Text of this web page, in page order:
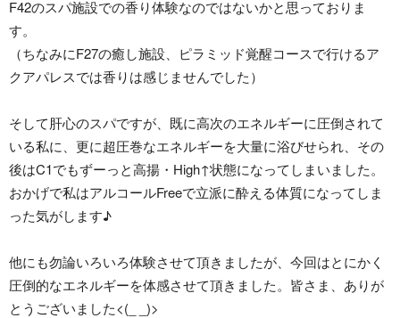
F42のスパ施設での香り体験なのではないかと思っておりま
す。
（ちなみにF27の癒し施設、ピラミッド覚醒コースで行けるア
クアパレスでは香りは感じませんでした）
そして肝心のスパですが、既に高次のエネルギーに圧倒されて
いる私に、更に超圧巻なエネルギーを大量に浴びせられ、その
後はC1でもずーっと高揚・High↑状態になってしまいました。
おかげで私はアルコールFreeで立派に酔える体質になってしま
った気がします♪
他にも勿論いろいろ体験させて頂きましたが、今回はとにかく
圧倒的なエネルギーを体感させて頂きました。皆さま、ありが
とうございました<(_ _)>